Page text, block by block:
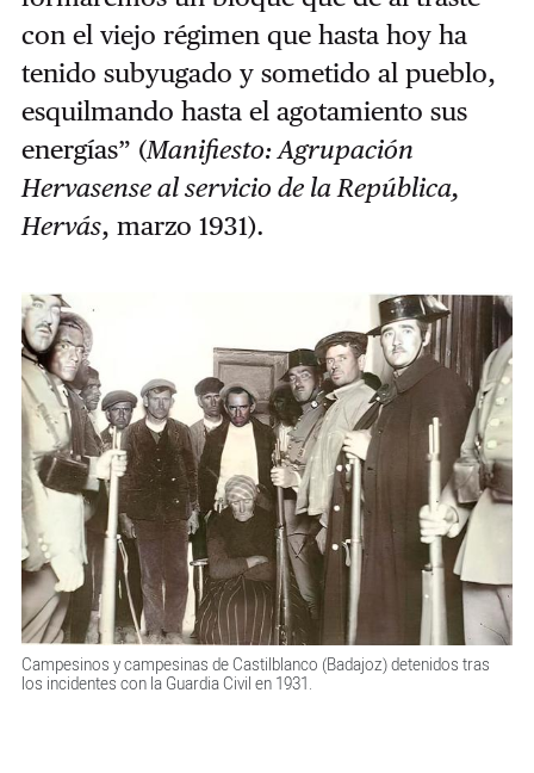
con el viejo régimen que hasta hoy ha
tenido subyugado y sometido al pueblo,
esquilmando hasta el agotamiento sus
energías” (Manifiesto: Agrupación
Hervasense al servicio de la República,
Hervás, marzo 1931).
Campesinos y campesinas de Castilblanco (Badajoz) detenidos tras
los incidentes con la Guardia Civil en 1931.